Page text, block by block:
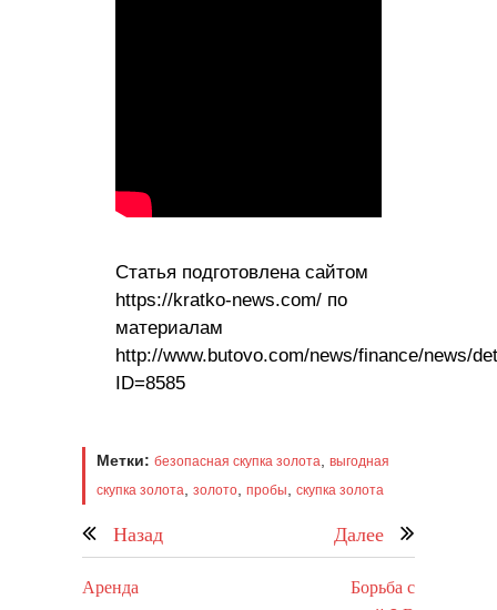
Статья подготовлена сайтом
https://kratko-news.com/ по
материалам
http://www.butovo.com/news/finance/news/
ID=8585
Метки: безопасная скупка золота, выгодная
скупка золота, золото, пробы, скупка золота
Назад Далее
Аренда
Борьба с